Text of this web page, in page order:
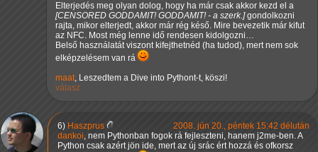
Elterjedés meg olyan dolog, hogy ha már csak akkor kezd el a
[CENSORED GODDAMIT! GODDAMIT! - a szerk.]gondolkozni
rajta, mikor elterjedt, akkor már rég késő. Mire bevezetik már kifut
az NFC. Most még lenne idő rendesen kidolgozni…
Belső használatát viszont kifejthetnéd (ha tudod), mert nem sok
elképzelésem van rá
maat, Leszedtem a Dive into Pythont-t, köszi!
válasz
6) Haszprus
2008. jún 20., péntek 15:42 délután
dankoi, nem Pythonban fogok rá fejleszteni, hanem j2me-ben. A
Python csak azért jön ide, mert az új srác ért hozzá és ofkorsz